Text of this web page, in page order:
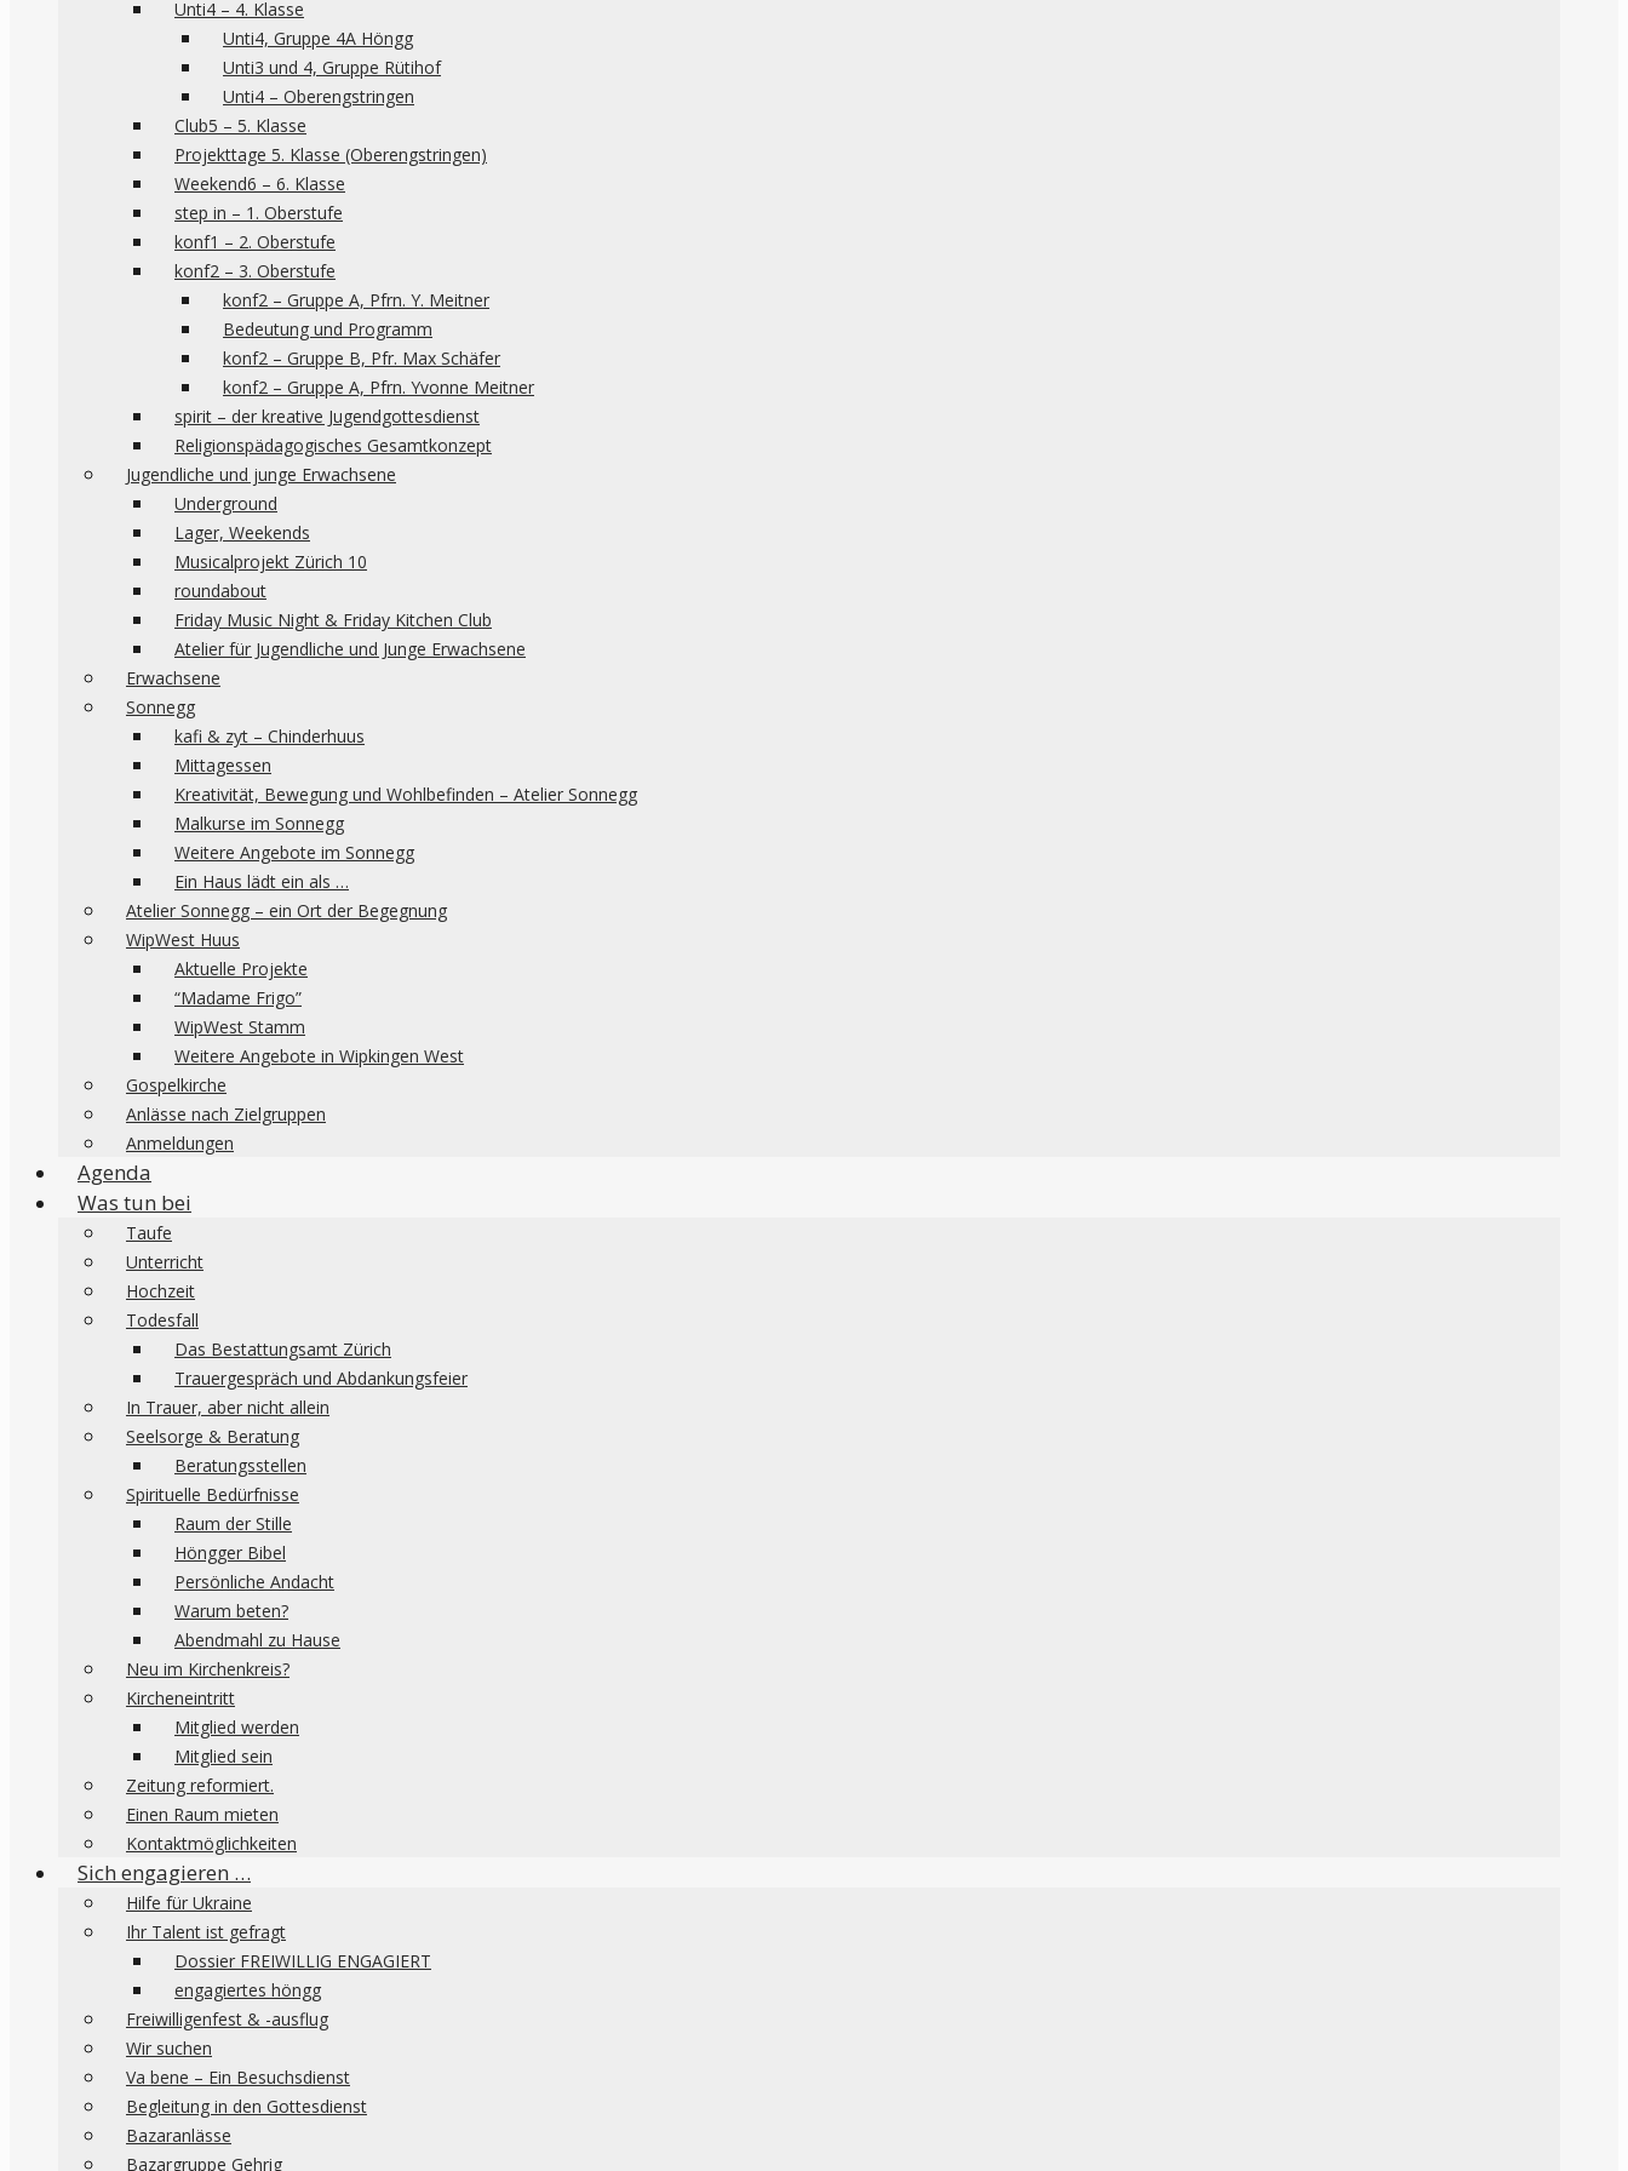
Unti4 – 4. Klasse
Unti4, Gruppe 4A Höngg
Unti3 und 4, Gruppe Rütihof
Unti4 – Oberengstringen
Club5 – 5. Klasse
Projekttage 5. Klasse (Oberengstringen)
Weekend6 – 6. Klasse
step in – 1. Oberstufe
konf1 – 2. Oberstufe
konf2 – 3. Oberstufe
konf2 – Gruppe A, Pfrn. Y. Meitner
Bedeutung und Programm
konf2 – Gruppe B, Pfr. Max Schäfer
konf2 – Gruppe A, Pfrn. Yvonne Meitner
spirit – der kreative Jugendgottesdienst
Religionspädagogisches Gesamtkonzept
Jugendliche und junge Erwachsene
Underground
Lager, Weekends
Musicalprojekt Zürich 10
roundabout
Friday Music Night & Friday Kitchen Club
Atelier für Jugendliche und Junge Erwachsene
Erwachsene
Sonnegg
kafi & zyt – Chinderhuus
Mittagessen
Kreativität, Bewegung und Wohlbefinden – Atelier Sonnegg
Malkurse im Sonnegg
Weitere Angebote im Sonnegg
Ein Haus lädt ein als …
Atelier Sonnegg – ein Ort der Begegnung
WipWest Huus
Aktuelle Projekte
“Madame Frigo”
WipWest Stamm
Weitere Angebote in Wipkingen West
Gospelkirche
Anlässe nach Zielgruppen
Anmeldungen
Agenda
Was tun bei
Taufe
Unterricht
Hochzeit
Todesfall
Das Bestattungsamt Zürich
Trauergespräch und Abdankungsfeier
In Trauer, aber nicht allein
Seelsorge & Beratung
Beratungsstellen
Spirituelle Bedürfnisse
Raum der Stille
Höngger Bibel
Persönliche Andacht
Warum beten?
Abendmahl zu Hause
Neu im Kirchenkreis?
Kircheneintritt
Mitglied werden
Mitglied sein
Zeitung reformiert.
Einen Raum mieten
Kontaktmöglichkeiten
Sich engagieren …
Hilfe für Ukraine
Ihr Talent ist gefragt
Dossier FREIWILLIG ENGAGIERT
engagiertes höngg
Freiwilligenfest & -ausflug
Wir suchen
Va bene – Ein Besuchsdienst
Begleitung in den Gottesdienst
Bazaranlässe
Bazargruppe Gehrig